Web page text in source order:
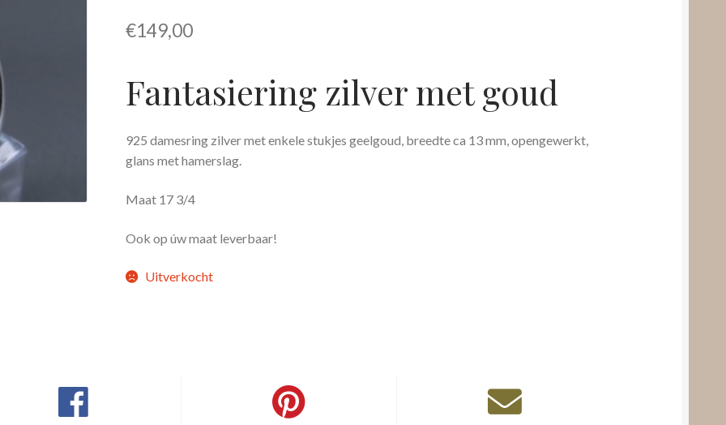
€149,00
Fantasiering zilver met goud
925 damesring zilver met enkele stukjes geelgoud, breedte ca 13 mm, opengewerkt,
glans met hamerslag.
Maat 17 3/4
Ook op úw maat leverbaar!
Uitverkocht